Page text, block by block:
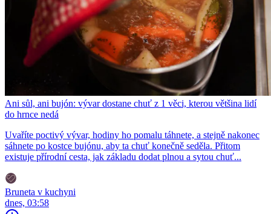
Ani sůl, ani bujón: vývar dostane chuť z 1 věci, kterou většina lidí
do hrnce nedá
Uvaříte poctivý vývar, hodiny ho pomalu táhnete, a stejně nakonec
sáhnete po kostce bujónu, aby ta chuť konečně seděla. Přitom
existuje přírodní cesta, jak základu dodat plnou a sytou chuť...
Bruneta v kuchyni
dnes, 03:58